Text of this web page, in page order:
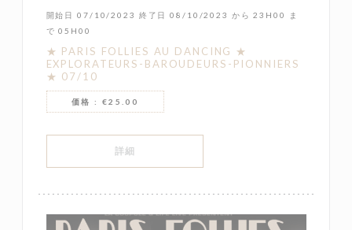
開始日 07/10/2023 終了日 08/10/2023 から 23H00 ま
で 05H00
★ PARIS FOLLIES AU DANCING ★
EXPLORATEURS-BAROUDEURS-PIONNIERS
★ 07/10
価格 : €25.00
詳細